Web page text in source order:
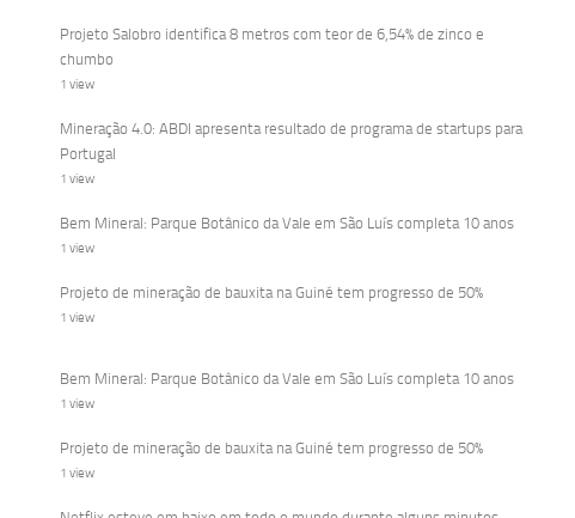
Projeto Salobro identifica 8 metros com teor de 6,54% de zinco e
chumbo
1 view
Mineração 4.0: ABDI apresenta resultado de programa de startups para
Portugal
1 view
Bem Mineral: Parque Botânico da Vale em São Luís completa 10 anos
1 view
Projeto de mineração de bauxita na Guiné tem progresso de 50%
1 view
Bem Mineral: Parque Botânico da Vale em São Luís completa 10 anos
1 view
Projeto de mineração de bauxita na Guiné tem progresso de 50%
1 view